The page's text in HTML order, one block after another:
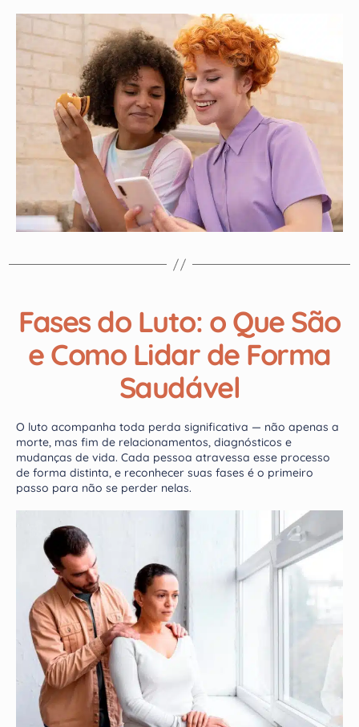
Fases do Luto: o Que São
e Como Lidar de Forma
Saudável
O luto acompanha toda perda significativa — não apenas a
morte, mas fim de relacionamentos, diagnósticos e
mudanças de vida. Cada pessoa atravessa esse processo
de forma distinta, e reconhecer suas fases é o primeiro
passo para não se perder nelas.